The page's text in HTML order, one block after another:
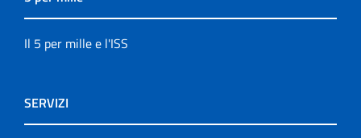
Il 5 per mille e l'ISS
SERVIZI